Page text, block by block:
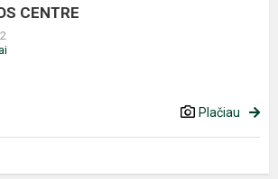
CENTRE
Plačiau